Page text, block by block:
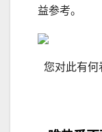
益参考。
您对此有何